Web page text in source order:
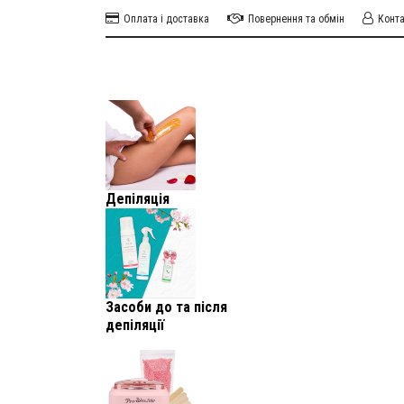
Оплата і доставка Повернення та обмін
Депіляція
Засоби до та після
депіляції